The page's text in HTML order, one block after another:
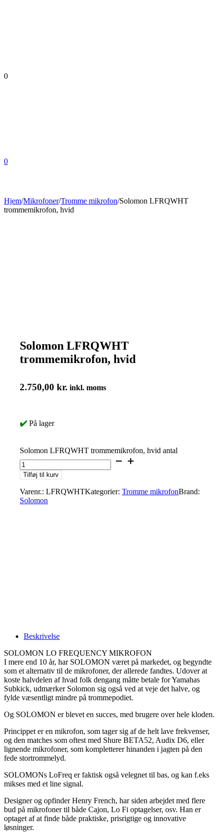
0
0
Hjem/Mikrofoner/Tromme mikrofon/Solomon LFRQWHT
trommemikrofon, hvid
Solomon LFRQWHT
trommemikrofon, hvid
2.750,00 kr. inkl. moms
✔️ På lager
Solomon LFRQWHT trommemikrofon, hvid antal
Tilføj til kurv
Varenr.: LFRQWHTKategorier: Tromme mikrofonBrand:
Solomon
Beskrivelse
SOLOMON LO FREQUENCY MIKROFON
I mere end 10 år, har SOLOMON været på markedet, og begyndte
som et alternativ til de mikrofoner, der allerede fandtes. Udover at
koste halvdelen af hvad folk dengang måtte betale for Yamahas
Subkick, udmærker Solomon sig også ved at veje det halve, og
fylde væsentligt mindre på trommepodiet.
Og SOLOMON er blevet en succes, med brugere over hele kloden.
Princippet er en mikrofon, som tager sig af de helt lave frekvenser,
og den matches som oftest med Shure BETA52, Audix D6, eller
lignende mikrofoner, som kompletterer hinanden i jagten på den
fede stortrommelyd.
SOLOMONs LoFreq er faktisk også velegnet til bas, og kan f.eks
mikses med et line signal.
Designer og opfinder Henry French, har siden arbejdet med flere
bud på mikrofoner til både Cajon, Lo Fi optagelser, osv. Han er
optaget af at finde både praktiske, prisrigtige og innovative
løsninger.